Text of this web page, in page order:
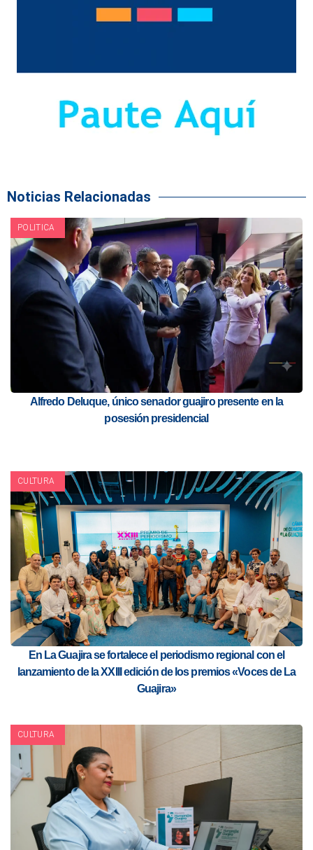
Noticias Relacionadas
POLITICA
Alfredo Deluque, único senador guajiro presente en la
posesión presidencial
CULTURA
En La Guajira se fortalece el periodismo regional con el
lanzamiento de la XXIII edición de los premios «Voces de La
Guajira»
CULTURA